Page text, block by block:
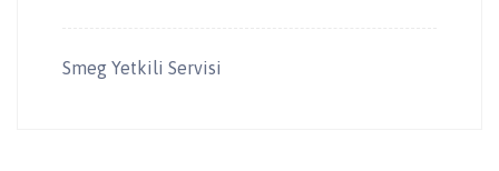
Smeg Yetkili Servisi